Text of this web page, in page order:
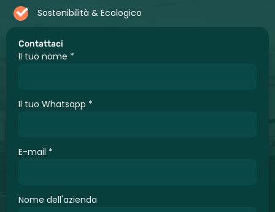
Contattaci
Il tuo nome *
Il tuo Whatsapp *
E-mail *
Nome dell'azienda
Sostenibilità & Ecologico